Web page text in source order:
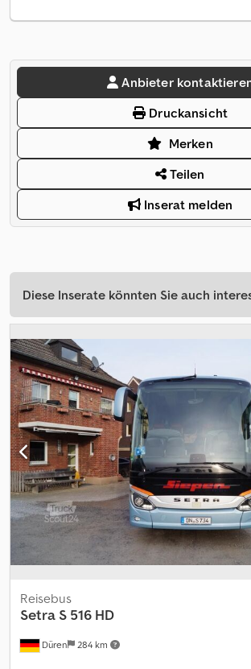
Anbieter
Druckansicht
Merken
Teilen
Inserat melden
Diese Inserate könnten Sie auch
Düren 284 km
Reisebus
Setra S 516 HD